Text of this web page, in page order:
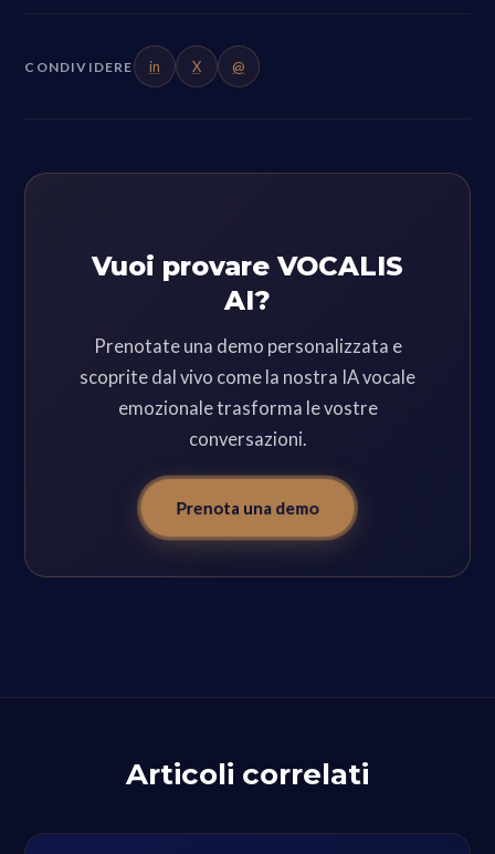
CONDIVIDERE in X @
Vuoi provare VOCALIS
AI?
Prenotate una demo personalizzata e
scoprite dal vivo come la nostra IA vocale
emozionale trasforma le vostre
conversazioni.
Prenota una demo
Articoli correlati